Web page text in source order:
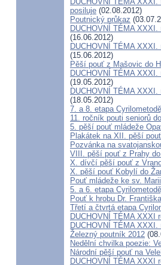
posiluje (02.08.2012)
Poutnický průkaz
DUCHOVNÍ TÉMA
(16.06.2012)
DUCHOVNÍ TÉMA
(15.06.2012)
Pěší pouť z Mašovic do
DUCHOVNÍ TÉMA
(19.05.2012)
DUCHOVNÍ TÉMA
(18.05.2012)
7. a 8. etapa
11. ročník pouti seniorů
5. pěší pouť mládeže
Plakátek na XII. pěší
Pozvánka na
VIII. pěší pouť z Prahy
X. dívčí pěší pouť z
X. pěší pouť Kobylí do
Pouť mládeže ke sv.
5. a 6. etapa
Pouť k hrobu Dr.
Třetí a čtvrtá etapa
DUCHOVNÍ TÉMA XXXI
DUCHOVNÍ TÉMA
Železný poutník 2012
Nedělní chvilka poezie:
Národní pěší pouť na
DUCHOVNÍ TÉMA XXXI